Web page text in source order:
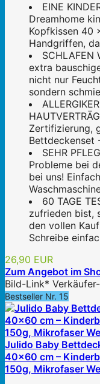
EINE
Dreamhome
Kopfkissen 40
Handgriffen,
SCHLAFEN
extra
nicht nur
sondern
Zertifizierung,
Bettdeckenset
SEHR
Probleme bei
bei uns!
60 TAGE
zufrieden bist,
den vollen
Schreibe
26,90 EUR
Zum Angebot im
Bild-Link*
Bestseller Nr. 15
Julido Baby
40x60 cm –
150g, Mikrofaser